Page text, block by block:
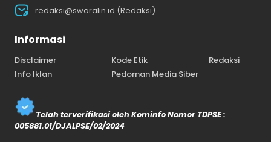
redaksi@swaralin.id (Redaksi)
Informasi
Disclaimer Kode Etik
Redaksi
Info Iklan
Pedoman Media Siber
Telah terverifikasi oleh Kominfo Nomor TDPSE :
005881.01/DJALPSE/02/2024